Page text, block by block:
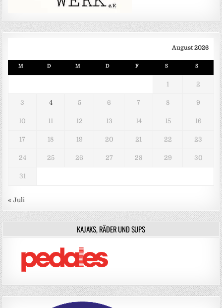
August 2026
M D M D F S S
1 2
3 4 5 6 7 8 9
10 11 12 13 14 15 16
17 18 19 20 21 22 23
24 25 26 27 28 29 30
31
« Juli
KAJAKS, RÄDER UND SUPS